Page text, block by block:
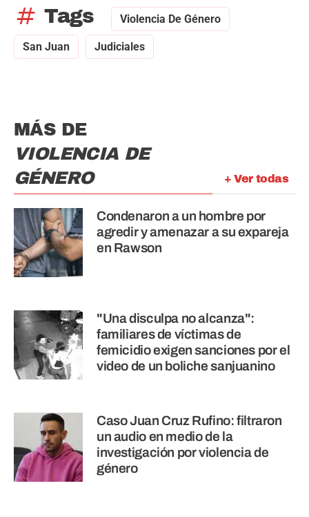
tag Tags Violencia De Género
San Juan Judiciales
+ Ver todas
MÁS DE
VIOLENCIA DE
GÉNERO
Condenaron a un hombre por
agredir y amenazar a su expareja
en Rawson
"Una disculpa no alcanza":
familiares de víctimas de
femicidio exigen sanciones por el
video de un boliche sanjuanino
Caso Juan Cruz Rufino: filtraron
un audio en medio de la
investigación por violencia de
género